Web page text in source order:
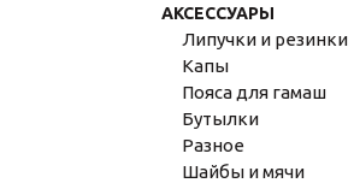
АКСЕССУАРЫ
Липучки и резинки
Капы
Пояса для гамаш
Бутылки
Разное
Шайбы и мячи